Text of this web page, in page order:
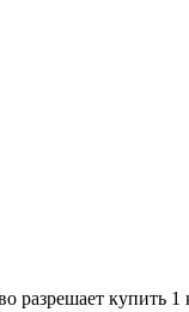
разрешает